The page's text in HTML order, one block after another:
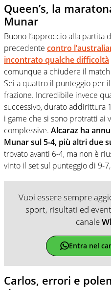
Queen’s, la
Munar
Buono l’approccio alla partita
precedente contro
incontrato qualche difficoltà
comunque a chiudere il
Sei a quattro il punteggio per
frazione. Incredibile invece
successivo, durato addirittura
i game che si sono protratti ai
complessive. Alcaraz ha
Munar sul 5-4, più altri due
trovato avanti 6-4, ma non è
vinto il set sul punteggio di 9-
Vuoi essere sempre
sport, risultati ed
canale
Entra nel
Carlos, errori e